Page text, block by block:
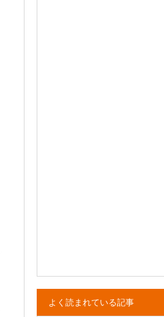
よく読まれている記事